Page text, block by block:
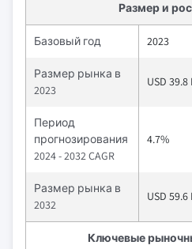
Размер и
Базовый год 2023
Размер рынка в
2023
USD
Период
прогнозирования
2024 - 2032 CAGR
4.7%
Размер рынка в
2032
USD
Ключевые